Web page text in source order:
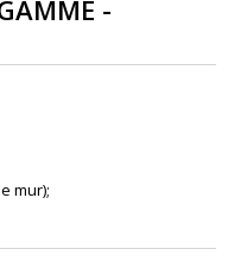
-
mur);